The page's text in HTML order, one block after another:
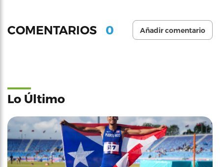
COMENTARIOS 0 Añadir comentario
Lo Último